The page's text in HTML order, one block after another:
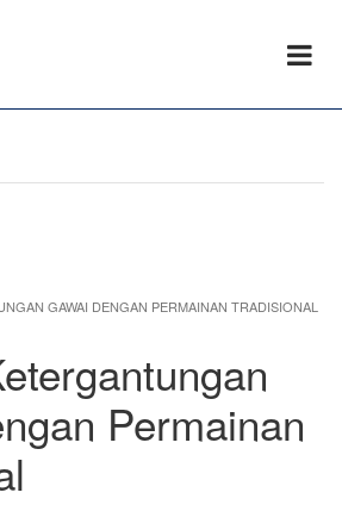
GAWAI DENGAN PERMAINAN TRADISIONAL
Permainan